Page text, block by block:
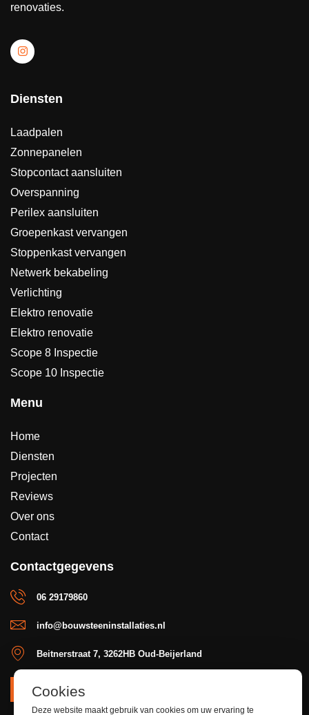
renovaties.
Diensten
Laadpalen
Zonnepanelen
Stopcontact aansluiten
Overspanning
Perilex aansluiten
Groepenkast vervangen
Stoppenkast vervangen
Netwerk bekabeling
Verlichting
Elektro renovatie
Elektro renovatie
Scope 8 Inspectie
Scope 10 Inspectie
Menu
Home
Diensten
Projecten
Reviews
Over ons
Contact
Contactgegevens
06 29179860
info@bouwsteeninstallaties.nl
Beitnerstraat 7, 3262HB Oud-Beijerland
OFFERTE
Cookies
Deze website maakt gebruik van cookies om uw ervaring te